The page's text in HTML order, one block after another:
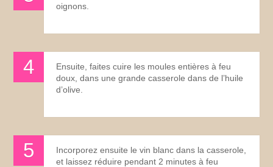
oignons.
Ensuite, faites cuire les moules entières à feu
doux, dans une grande casserole dans de l’huile
d’olive.
Incorporez ensuite le vin blanc dans la casserole,
et laissez réduire pendant 2 minutes à feu